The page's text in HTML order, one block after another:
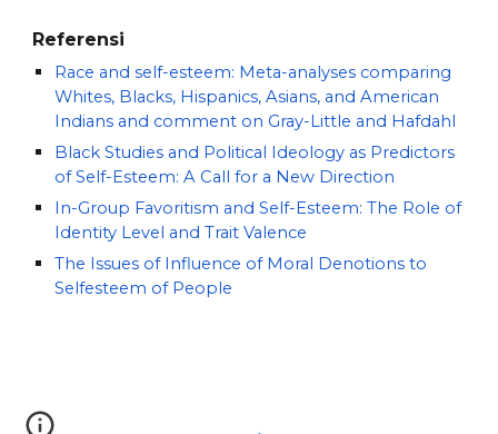
Referensi
Race and self-esteem: Meta-analyses comparing
Whites, Blacks, Hispanics, Asians, and American
Indians and comment on Gray-Little and Hafdahl
Black Studies and Political Ideology as Predictors
of Self-Esteem: A Call for a New Direction
In-Group Favoritism and Self-Esteem: The Role of
Identity Level and Trait Valence
The Issues of Influence of Moral Denotions to
Selfesteem of People